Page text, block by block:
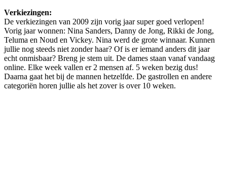
Verkiezingen:
De verkiezingen van 2009 zijn vorig jaar super goed verlopen!
Vorig jaar wonnen: Nina Sanders, Danny de Jong, Rikki de Jong,
Teluma en Noud en Vickey. Nina werd de grote winnaar. Kunnen
jullie nog steeds niet zonder haar? Of is er iemand anders dit jaar
echt onmisbaar? Breng je stem uit. De dames staan vanaf vandaag
online. Elke week vallen er 2 mensen af. 5 weken bezig dus!
Daarna gaat het bij de mannen hetzelfde. De gastrollen en andere
categoriën horen jullie als het zover is over 10 weken.